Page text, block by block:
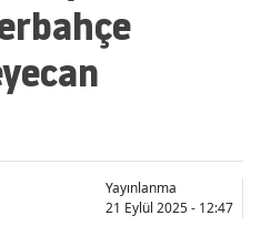
Ankara
Antalya
Aydın
Balıkesir
Yayınlanma
21 Eylül 2025 - 12:47